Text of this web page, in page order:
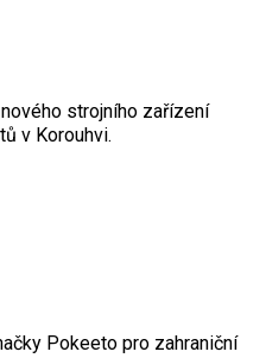
strojního zařízení
v Korouhvi.
Pokeeto pro zahraniční